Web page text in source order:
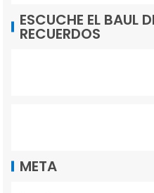
ESCUCHE EL BAUL
RECUERDOS
META